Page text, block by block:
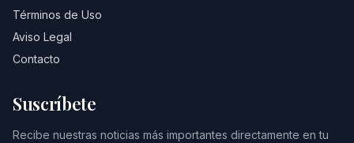
Términos de Uso
Aviso Legal
Contacto
Suscríbete
Recibe nuestras noticias más importantes directamente en tu